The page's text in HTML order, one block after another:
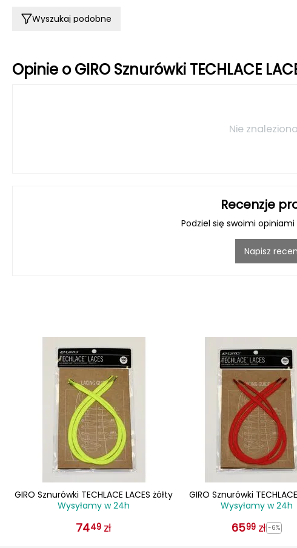
Wyszukaj podobne
Opinie o GIRO Sznurówki TECHLACE
Nie
Recenzje
Podziel się swoimi
Napisz
GIRO Sznurówki TECHLACE LACES żółty
Wysyłamy w 24h
7449 zł
GIRO Sznurówki
czerwony
Wysyłamy w 24h
6599 zł -6%